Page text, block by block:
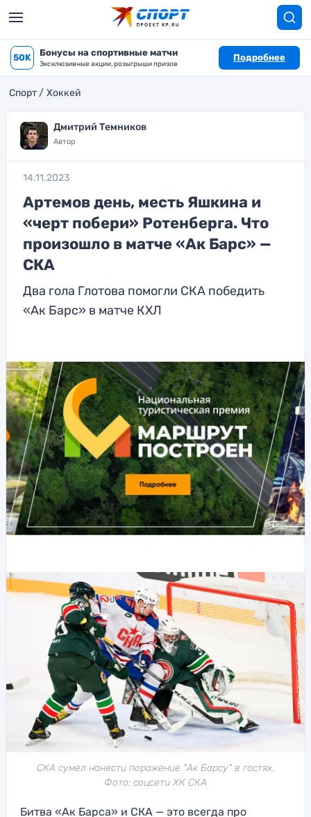
50K Бонусы на спортивные матчи
Эксклюзивные акции, розыгрыши призов
Подробнее
Спорт Хоккей
Дмитрий Темников
Автор
14.11.2023
Артемов день, месть Яшкина и
«черт побери» Ротенберга. Что
произошло в матче «Ак Барс» —
СКА
Два гола Глотова помогли СКА победить
«Ак Барс» в матче КХЛ
СКА сумел нанести поражение "Ак Барсу" в гостях.
Фото: соцсети ХК СКА
Битва «Ак Барса» и СКА — это всегда про